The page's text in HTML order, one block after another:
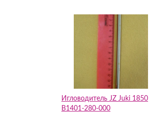
Игловодитель JZ Juki 1850
B1401-280-000